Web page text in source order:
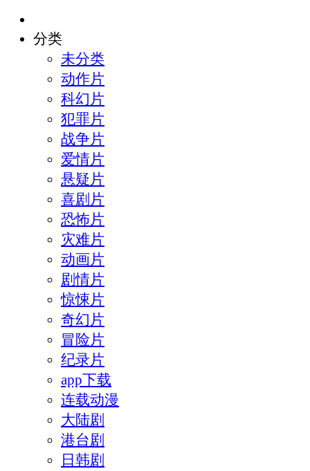
分类
未分类
动作片
科幻片
犯罪片
战争片
爱情片
悬疑片
喜剧片
恐怖片
灾难片
动画片
剧情片
惊悚片
奇幻片
冒险片
纪录片
app下载
连载动漫
大陆剧
港台剧
日韩剧